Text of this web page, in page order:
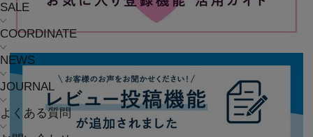
SALE
COORDINATE
NEWS
JOURNAL
よくある質問